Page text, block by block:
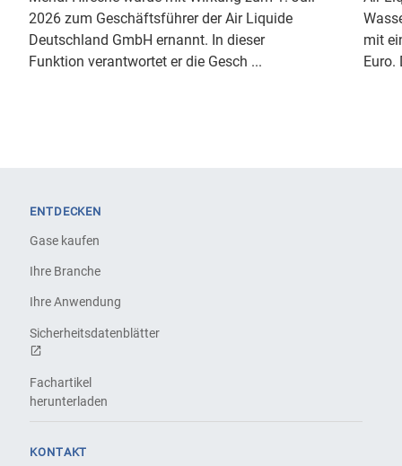
2026 zum Geschäftsführer der Air Liquide
Deutschland GmbH ernannt. In dieser
Funktion verantwortet er die Gesch ...
mit
Euro.
ENTDECKEN
Gase kaufen
Ihre Branche
Ihre Anwendung
Sicherheitsdatenblätter
Fachartikel
herunterladen
KONTAKT